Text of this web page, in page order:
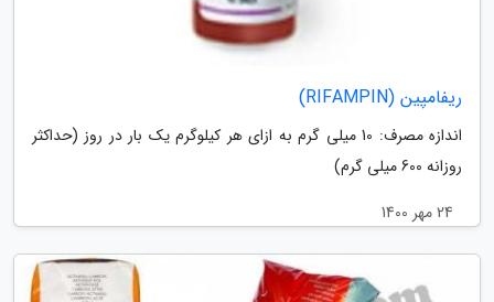
ریفامپین (RIFAMPIN)
اندازه مصرف: 10 میلی گرم به ازای هر کیلوگرم یک بار در روز (حداکثر
روزانه 600 میلی گرم)
24 مهر 1400